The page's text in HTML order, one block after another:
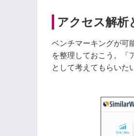
アクセス解析
ベンチマーキングが可
を整理しておこう。「
として考えてもらいた